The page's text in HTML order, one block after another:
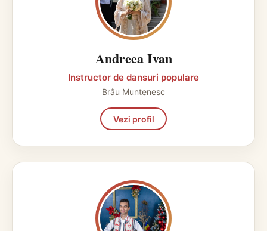
Andreea Ivan
Instructor de dansuri populare
Brâu Muntenesc
Vezi profil